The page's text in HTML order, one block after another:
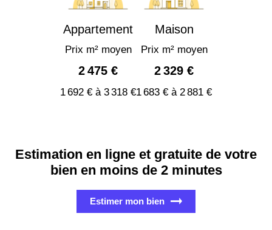
Appartement
Prix m² moyen
2 475 €
1 692 € à 3 318 €
Maison
Prix m² moyen
2 329 €
1 683 € à 2 881 €
Estimation en ligne et gratuite de votre
bien en moins de 2 minutes
Estimer mon bien